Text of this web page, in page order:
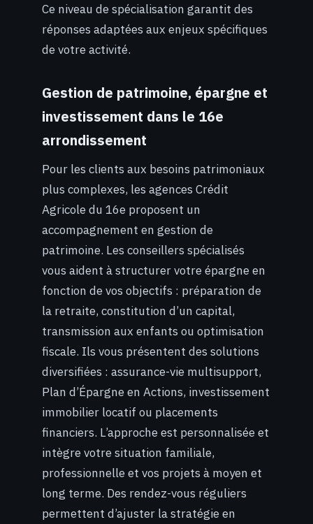
Ce niveau de spécialisation garantit des
réponses adaptées aux enjeux spécifiques
de votre activité.
Gestion de patrimoine, épargne et
investissement dans le 16e
arrondissement
Pour les clients aux besoins patrimoniaux
plus complexes, les agences Crédit
Agricole du 16e proposent un
accompagnement en gestion de
patrimoine. Les conseillers spécialisés
vous aident à structurer votre épargne en
fonction de vos objectifs : préparation de
la retraite, constitution d’un capital,
transmission aux enfants ou optimisation
fiscale. Ils vous présentent des solutions
diversifiées : assurance-vie multisupport,
Plan d’Épargne en Actions, investissement
immobilier locatif ou placements
financiers. L’approche est personnalisée et
intègre votre situation familiale,
professionnelle et vos projets à moyen et
long terme. Des rendez-vous réguliers
permettent d’ajuster la stratégie en